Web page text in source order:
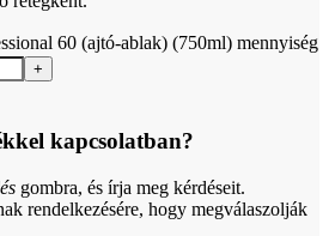
60 (ajtó-ablak) (750ml) mennyiség
kapcsolatban?
gombra, és írja meg kérdéseit.
rendelkezésére, hogy megválaszolják